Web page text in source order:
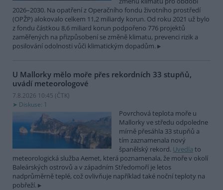
2026–2030. Na opatření z Operačního fondu životního prostředí
(OPŽP) alokovalo celkem 11,2 miliardy korun. Od roku 2021 už bylo
z fondu částkou 8,6 miliard korun podpořeno 776 projektů
zaměřených na přizpůsobení se změně klimatu, prevenci rizik a
posilování odolnosti vůči klimatickým dopadům.
U Mallorky mělo moře přes rekordních 33 stupňů,
uvádí meteorologové
7.8.2026 10:45 (ČTK)
Diskuse: 1
Povrchová teplota moře u
Mallorky ve středu odpoledne
mírně přesáhla 33 stupňů a
tím zaznamenala nový
španělský rekord. Uvedla to
meteorologická služba Aemet, která poznamenala, že moře v okolí
Baleárských ostrovů a v západním Středomoří je letos
nadprůměrně teplé, což ovlivňuje například také noční teploty na
pobřeží.